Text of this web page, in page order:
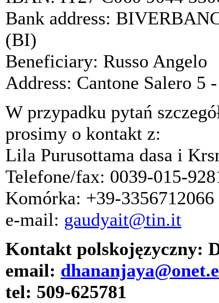
Bank address:
(BI)
Beneficiary: Russo Angelo
Address: Cantone Salero 5
W przypadku pytań
prosimy o kontakt z:
Lila Purusottama dasa i
Telefone/fax: 0039-015-
Komórka: +39-
e-mail: gaudyait@tin.it
Kontakt polskojęzyczny:
email:
tel: 509-625781